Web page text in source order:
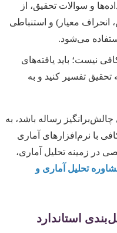
و سوالات تحقیق، از
معیار) و استنباطی
نیست؛ باید یافته‌های
تفسیر کنید و به
رساله باشد، به
با نرم‌افزارهای آماری
در زمینه تحلیل آماری،
تحلیل آماری و
استاندارد